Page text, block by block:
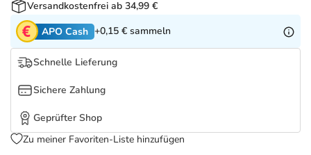
Tierapotheke
Vitamine & Mineralstoffe
Marken
Salus Deals
Versandkostenfrei ab 34,99 €
APO Cash +0,15 € sammeln
Schnelle Lieferung
Sichere Zahlung
Geprüfter Shop
Zu meiner Favoriten-Liste hinzufügen